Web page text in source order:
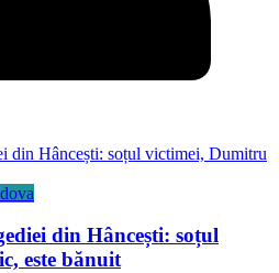
din Hâncești: soțul
este bănuit